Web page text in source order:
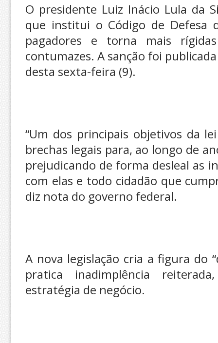
O presidente Luiz Inácio Lula da
que institui o Código de Defesa
pagadores e torna mais
contumazes. A sanção foi
desta sexta-feira (9).
“Um dos principais objetivos da
brechas legais para, ao longo de
prejudicando de forma desleal as
com elas e todo cidadão que
diz nota do governo federal.
A nova legislação cria a figura do
pratica inadimplência
estratégia de negócio.